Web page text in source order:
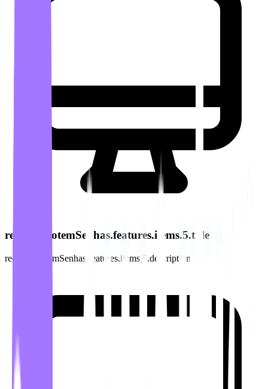
recursos.totemSenhas.features.items.5.title
recursos.totemSenhas.features.items.5.description